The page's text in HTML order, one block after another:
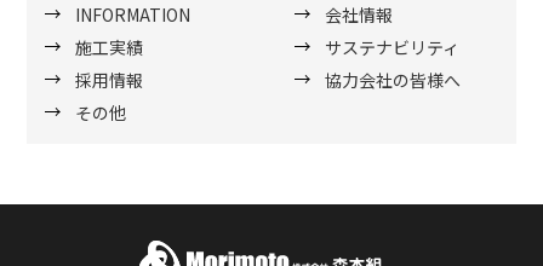
INFORMATION
会社情報
施工実績
サステナビリティ
採用情報
協力会社の皆様へ
その他